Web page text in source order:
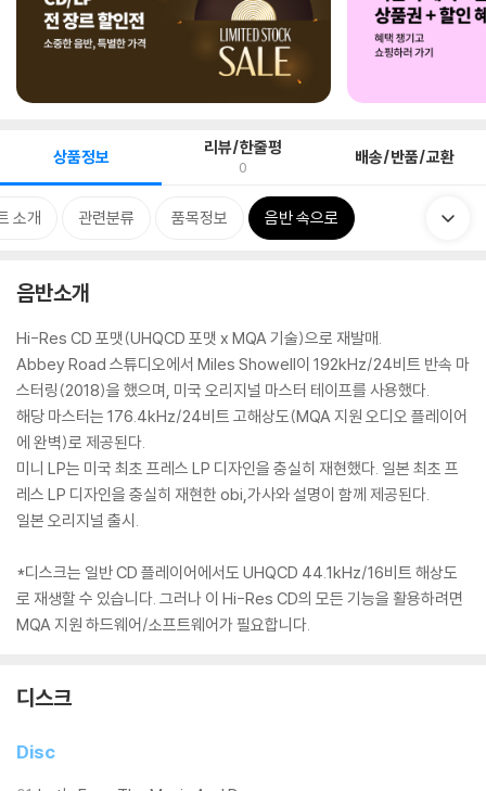
상품정보 리뷰/한줄평
0 배송/반품/교환
소개 관련분류 품목정보 음반 속으로
음반소개
Hi-Res CD 포맷(UHQCD 포맷 x MQA 기술)으로 재발매.
Abbey Road 스튜디오에서 Miles Showell이 192kHz/24비트 반속 마
스터링(2018)을 했으며, 미국 오리지널 마스터 테이프를 사용했다.
해당 마스터는 176.4kHz/24비트 고해상도(MQA 지원 오디오 플레이어
에 완벽)로 제공된다.
미니 LP는 미국 최초 프레스 LP 디자인을 충실히 재현했다. 일본 최초 프
레스 LP 디자인을 충실히 재현한 obi,가사와 설명이 함께 제공된다.
일본 오리지널 출시.
*디스크는 일반 CD 플레이어에서도 UHQCD 44.1kHz/16비트 해상도
로 재생할 수 있습니다. 그러나 이 Hi-Res CD의 모든 기능을 활용하려면
MQA 지원 하드웨어/소프트웨어가 필요합니다.
디스크
Disc